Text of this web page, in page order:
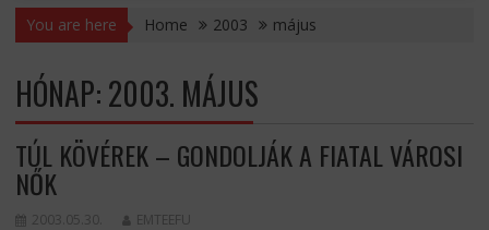
You are here Home 2003 május
HÓNAP:2003. MÁJUS
TÚL KÖVÉREK – GONDOLJÁK A FIATAL VÁROSI
NŐK
2003.05.30. EMTEEFU